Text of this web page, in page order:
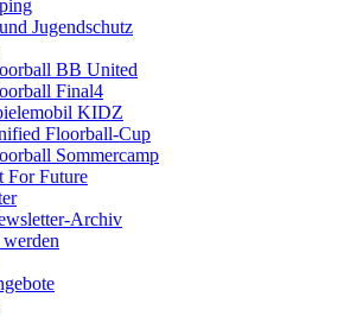
Jugendschutz
BB United
Final4
KIDZ
Floorball-Cup
Sommercamp
For Future
Archiv